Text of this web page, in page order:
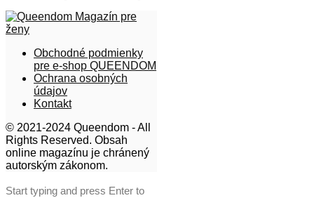
Obchodné podmienky
pre e-shop QUEENDOM
Ochrana osobných
údajov
Kontakt
© 2021-2024 Queendom - All
Rights Reserved. Obsah
online magazínu je chránený
autorským zákonom.
Start typing and press Enter to